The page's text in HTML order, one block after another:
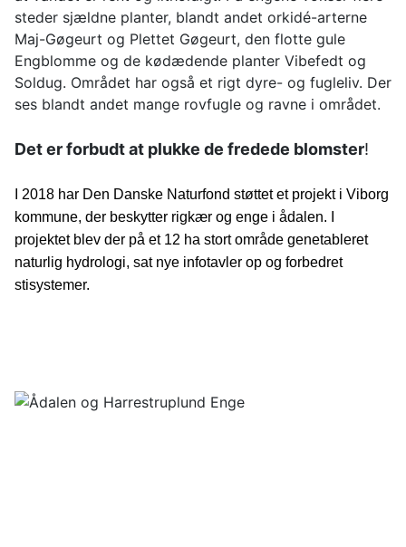
steder sjældne planter, blandt andet orkidé-arterne
Maj-Gøgeurt og Plettet Gøgeurt, den flotte gule
Engblomme og de kødædende planter Vibefedt og
Soldug. Området har også et rigt dyre- og fugleliv. Der
ses blandt andet mange rovfugle og ravne i området.
Det er forbudt at plukke de fredede blomster!
I 2018 har Den Danske Naturfond støttet et projekt i Viborg
kommune, der beskytter rigkær og enge i ådalen. I
projektet blev der på et 12 ha stort område genetableret
naturlig hydrologi, sat nye infotavler op og forbedret
stisystemer.